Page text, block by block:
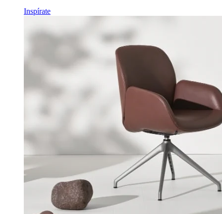
Inspírate